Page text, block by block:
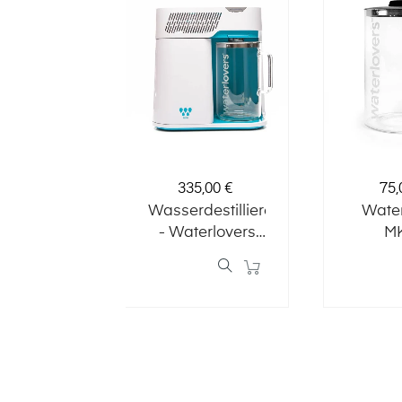
Preis
335,00 €
Wasserdestillierer
- Waterlovers